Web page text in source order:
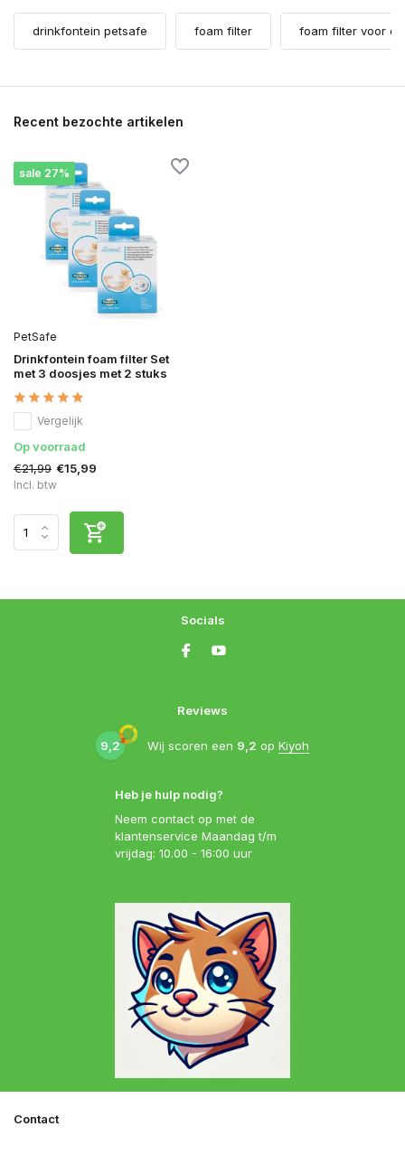
drinkfontein petsafe foam filter foam filter voor
Recent bezochte artikelen
sale 27%
PetSafe
Drinkfontein foam filter Set
met 3 doosjes met 2 stuks
Vergelijk
Op voorraad
€21,99 €15,99
Incl. btw
Heb je hulp nodig?
Neem contact op met de
klantenservice Maandag t/m
vrijdag: 10.00 - 16:00 uur
Reviews
9,2 Wij scoren een 9,2 op Kiyoh
Socials
Contact